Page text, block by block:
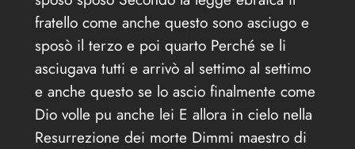
fratello come anche questo sono asciugo e
sposò il terzo e poi quarto Perché se li
asciugava tutti e arrivò al settimo al settimo
e anche questo se lo ascio finalmente come
Dio volle pu anche lei E allora in cielo nella
Resurrezione dei morte Dimmi maestro di